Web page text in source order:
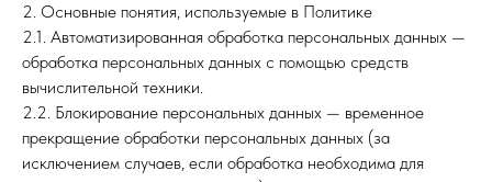
2. Основные понятия, используемые в Политике
2.1. Автоматизированная обработка персональных данных —
обработка персональных данных с помощью средств
вычислительной техники.
2.2. Блокирование персональных данных — временное
прекращение обработки персональных данных (за
исключением случаев, если обработка необходима для